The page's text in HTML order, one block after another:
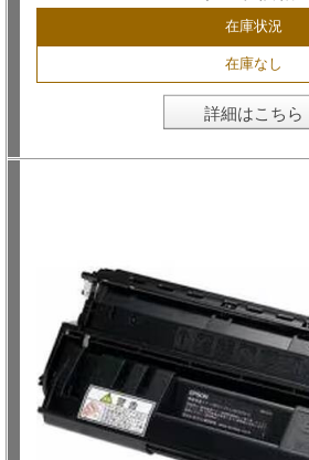
在庫状況
在庫なし
詳細はこちら